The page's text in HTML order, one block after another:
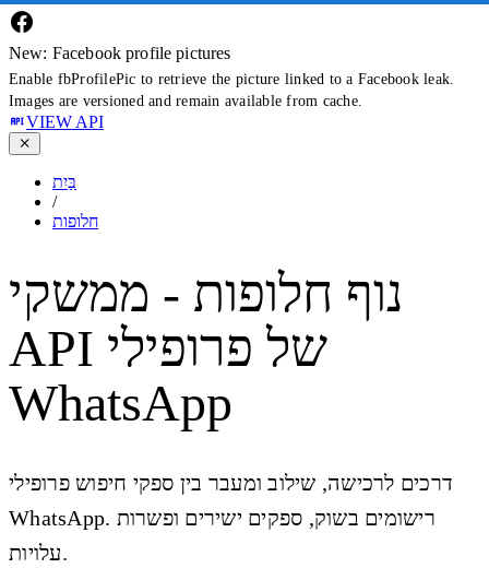
New: Facebook profile pictures
Enable fbProfilePic to retrieve the picture linked to a Facebook leak.
Images are versioned and remain available from cache.
VIEW API
בַּיִת
/
חלופות
נוף חלופות - ממשקי
API של פרופילי
WhatsApp
דרכים לרכישה, שילוב ומעבר בין ספקי חיפוש פרופילי
WhatsApp. רישומים בשוק, ספקים ישירים ופשרות
עלויות.